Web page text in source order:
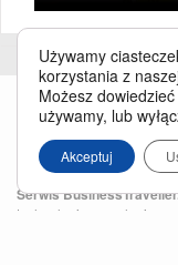
Serwis
technologie o
Używamy
korzystania z
Możesz
używamy, lub
Akceptuj